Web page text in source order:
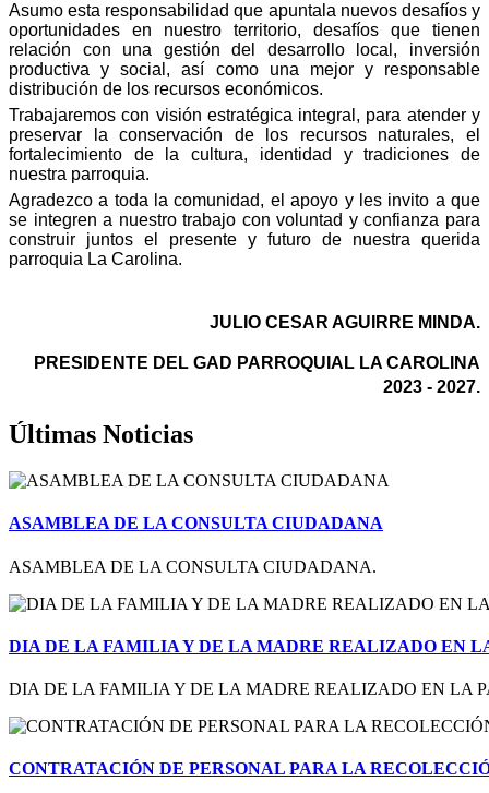
Asumo esta responsabilidad que apuntala nuevos desafíos y
oportunidades en nuestro territorio, desafíos que tienen
relación con una gestión del desarrollo local, inversión
productiva y social, así como una mejor y responsable
distribución de los recursos económicos.
Trabajaremos con visión estratégica integral, para atender y
preservar la conservación de los recursos naturales, el
fortalecimiento de la cultura, identidad y tradiciones de
nuestra parroquia.
Agradezco a toda la comunidad, el apoyo y les invito a que
se integren a nuestro trabajo con voluntad y confianza para
construir juntos el presente y futuro de nuestra querida
parroquia La Carolina.
JULIO CESAR AGUIRRE MINDA.
PRESIDENTE DEL GAD PARROQUIAL LA CAROLINA
2023 - 2027.
Últimas Noticias
ASAMBLEA DE LA CONSULTA CIUDADANA
ASAMBLEA DE LA CONSULTA CIUDADANA.
DIA DE LA FAMILIA Y DE LA MADRE REALIZADO EN
DIA DE LA FAMILIA Y DE LA MADRE REALIZADO EN LA
CONTRATACIÓN DE PERSONAL PARA LA